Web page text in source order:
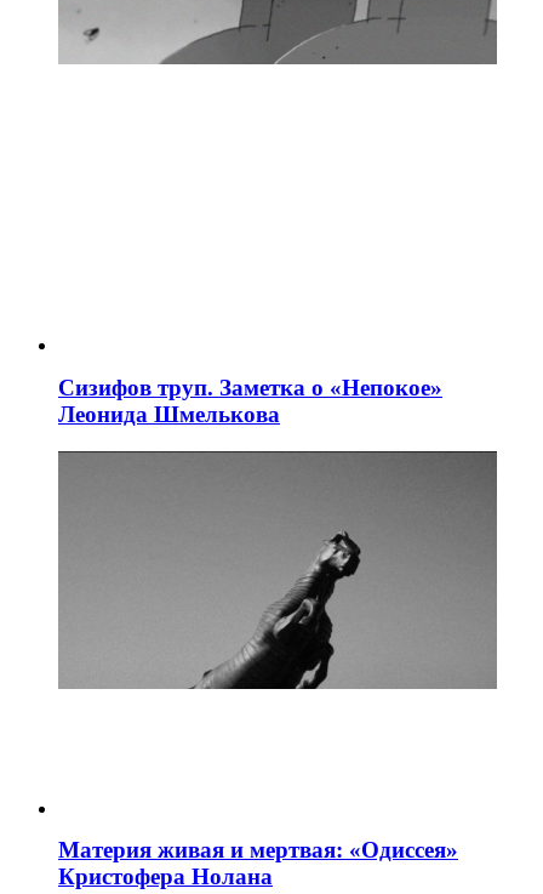
Сизифов труп. Заметка о «Непокое»
Леонида Шмелькова
Материя живая и мертвая: «Одиссея»
Кристофера Нолана